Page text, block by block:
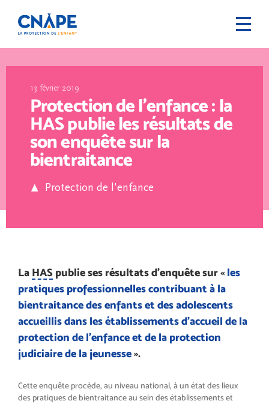
13 février 2019
Protection de l’enfance : la
HAS publie les résultats de
son enquête sur la
bientraitance
Protection de l'enfance
La HAS publie ses résultats d’enquête sur « les
pratiques professionnelles contribuant à la
bientraitance des enfants et des adolescents
accueillis dans les établissements d’accueil de la
protection de l’enfance et de la protection
judiciaire de la jeunesse».
Cette enquête procède, au niveau national, à un état des lieux
des pratiques de bientraitance au sein des établissements et